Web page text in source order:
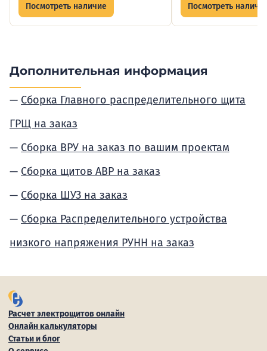
Посмотреть наличие Посмотреть
Дополнительная информация
Сборка Главного распределительного щита
ГРЩ на заказ
Сборка ВРУ на заказ по вашим проектам
Сборка щитов АВР на заказ
Сборка ШУЗ на заказ
Сборка Распределительного устройства
низкого напряжения РУНН на заказ
Расчет электрощитов онлайн
Онлайн калькуляторы
Статьи и блог